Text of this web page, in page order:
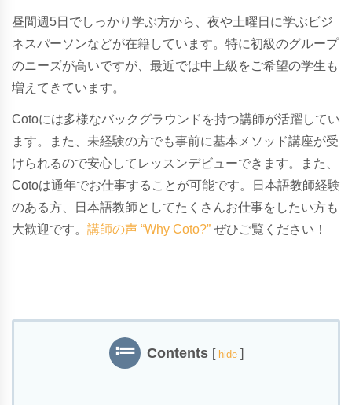
昼間週 5日でしっかり学ぶ方から、夜や土曜日に学ぶビジ
ネスパーソンなどが在籍しています。特に初級のグループ
のニーズが高いですが、最近では中上級をご希望の学生も
増えてきています。
Cotoには多様なバックグラウンドを持つ講師が活躍してい
ます。また、未経験の方でも事前に基本メソッド講座が受
けられるので安心してレッスンデビューできます。また、
Cotoは通年でお仕事することが可能です。日本語教師経験
のある方、日本語教師としてたくさんお仕事をしたい方も
大歓迎です。 講師の声 “Why Coto?” ぜひご覧ください！
Contents [ hide ]